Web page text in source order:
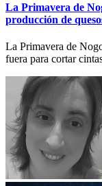
La Primavera de
producción de
La Primavera de Nogolí decidió que su segunda apertura pública no
fuera para cortar